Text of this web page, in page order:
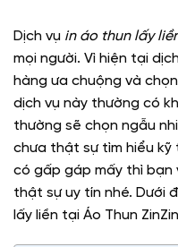
Dịch vụ in áo thun lấy
mọi người. Vì hiện tại
hàng ưa chuộng và
dịch vụ này thường có
thường sẽ chọn ngẫu
chưa thật sự tìm hiểu kỹ
có gấp gáp mấy thì bạn
thật sự uy tín nhé. Dưới
lấy liền tại Áo Thun